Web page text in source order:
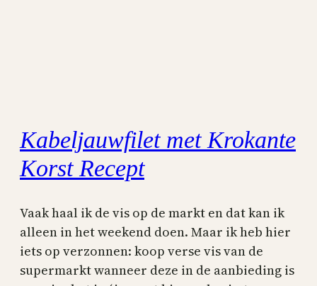
Kabeljauwfilet met Krokante
Korst Recept
Vaak haal ik de vis op de markt en dat kan ik
alleen in het weekend doen. Maar ik heb hier
iets op verzonnen: koop verse vis van de
supermarkt wanneer deze in de aanbieding is